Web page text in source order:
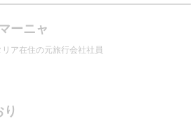
ーニャ
リア在住の元旅行会社社員